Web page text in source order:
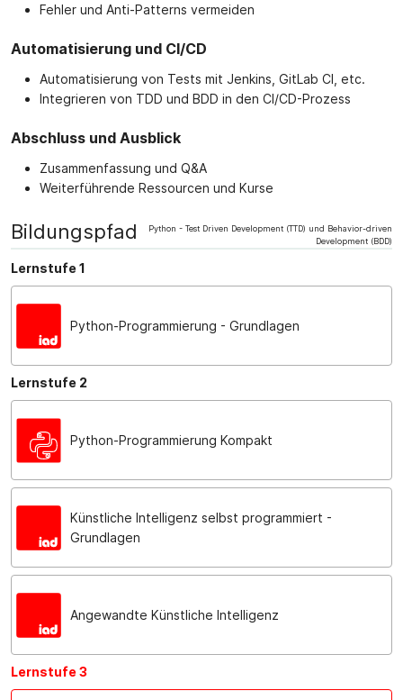
Fehler und Anti-Patterns vermeiden
Automatisierung und CI/CD
Automatisierung von Tests mit Jenkins, GitLab CI, etc.
Integrieren von TDD und BDD in den CI/CD-Prozess
Abschluss und Ausblick
Zusammenfassung und Q&A
Weiterführende Ressourcen und Kurse
Bildungspfad
Python - Test Driven Development (TTD) und Behavior-driven
Development (BDD)
Lernstufe 1
Python-Programmierung - Grundlagen
Lernstufe 2
Python-Programmierung Kompakt
Künstliche Intelligenz selbst programmiert -
Grundlagen
Angewandte Künstliche Intelligenz
Lernstufe 3